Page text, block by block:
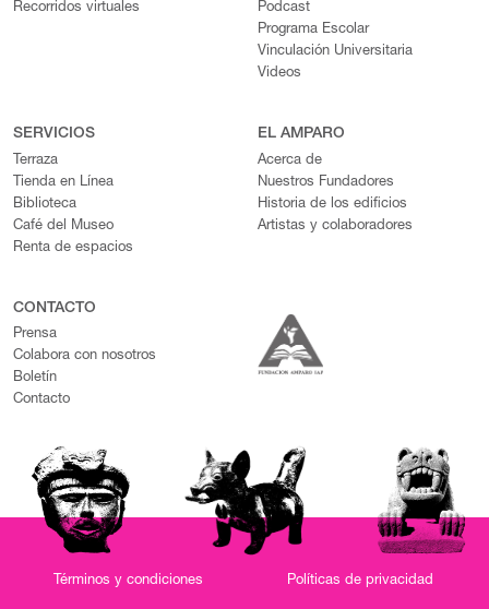
Recorridos virtuales
Podcast
Programa Escolar
Vinculación Universitaria
Videos
SERVICIOS
Terraza
Tienda en Línea
Biblioteca
Café del Museo
Renta de espacios
EL AMPARO
Acerca de
Nuestros Fundadores
Historia de los edificios
Artistas y colaboradores
CONTACTO
Prensa
Colabora con nosotros
Boletín
Contacto
Términos y condiciones Políticas de privacidad